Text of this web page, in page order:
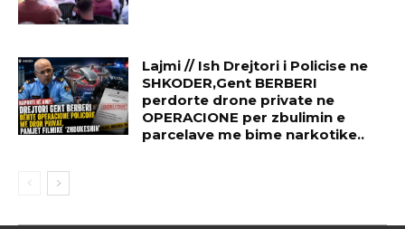
Lajmi // Ish Drejtori i Policise ne
SHKODER,Gent BERBERI
perdorte drone private ne
OPERACIONE per zbulimin e
parcelave me bime narkotike..